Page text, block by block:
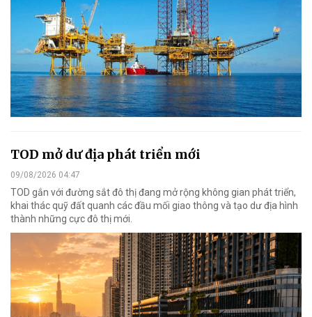
TOD mở dư địa phát triển mới
09/08/2026 04:47
TOD gắn với đường sắt đô thị đang mở rộng không gian phát triển,
khai thác quỹ đất quanh các đầu mối giao thông và tạo dư địa hình
thành những cực đô thị mới.